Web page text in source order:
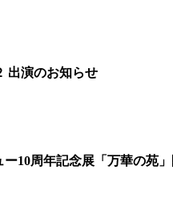
出演のお知らせ
10周年記念展「万華の苑」